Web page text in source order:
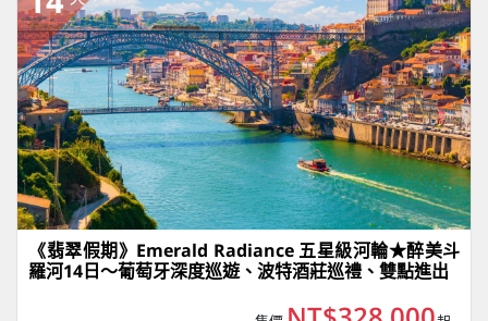
《翡翠假期》Emerald Radiance 五星級河輪★醉美斗
羅河14日～葡萄牙深度巡遊、波特酒莊巡禮、雙點進出